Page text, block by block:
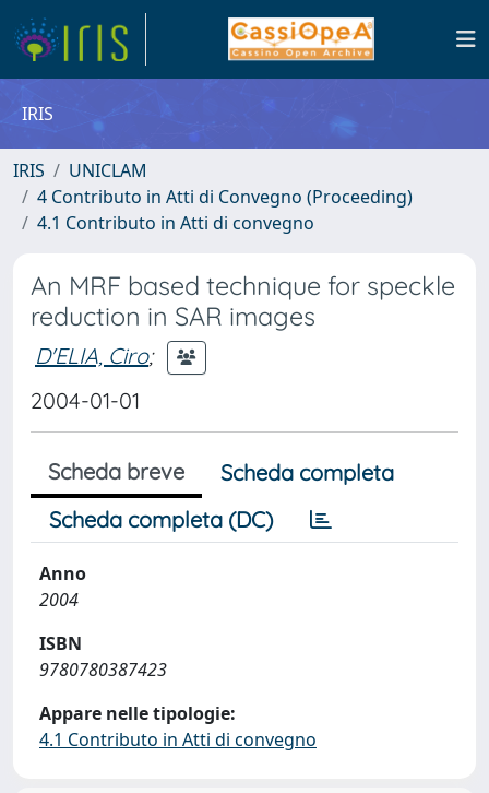
IRIS
IRIS
UNICLAM
4 Contributo in Atti di Convegno (Proceeding)
4.1 Contributo in Atti di convegno
An MRF based technique for speckle
reduction in SAR images
D'ELIA, Ciro;
2004-01-01
Scheda breve
Scheda completa
Scheda completa (DC)
Anno
2004
ISBN
9780780387423
Appare nelle tipologie:
4.1 Contributo in Atti di convegno